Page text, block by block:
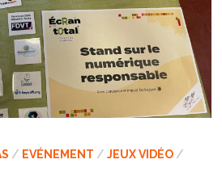
/ EVÉNEMENT / JEUX VIDÉO/